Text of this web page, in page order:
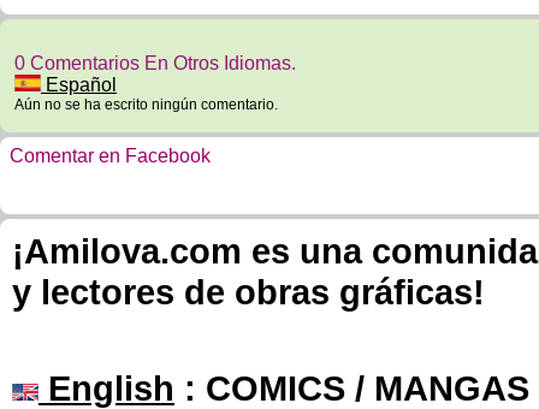
0 Comentarios En Otros Idiomas.
Español
Aún no se ha escrito ningún comentario.
Comentar en Facebook
¡Amilova.com es una
y lectores de obras gráficas!
English : COMICS /